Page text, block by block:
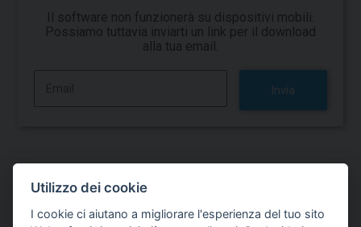
Il software non funzionerà su dispositivi mobili.
Possiamo tuttavia inviarti un link per il download
alla tua email.
Invia
Prova a lavorare con il software FIN EC
Utilizzo dei cookie
I cookie ci aiutano a migliorare l'esperienza del tuo sito